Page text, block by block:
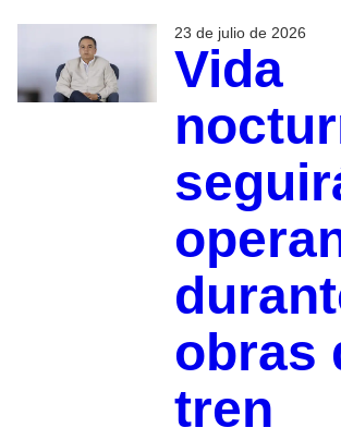
23 de julio de 2026
Vida
obras
tren